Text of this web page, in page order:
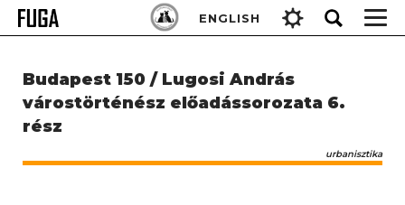
Skip
ENGLISH
Keresés:
Budapest 150 / Lugosi András
várostörténész előadássorozata 6.
rész
urbanisztika